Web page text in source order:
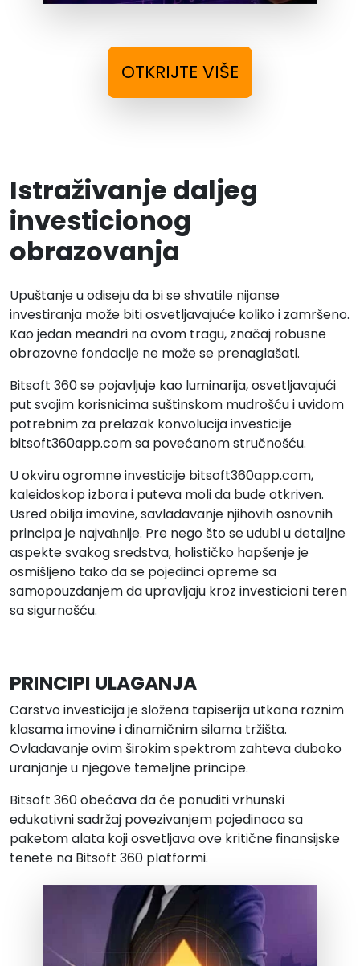
OTKRIJTE VIŠE
Istraživanje daljeg
investicionog
obrazovanja
Upuštanje u odiseju da bi se shvatile nijanse
investiranja može biti osvetljavajuće koliko i zamršeno.
Kao jedan meandri na ovom tragu, značaj robusne
obrazovne fondacije ne može se prenaglašati.
Bitsoft 360 se pojavljuje kao luminarija, osvetljavajući
put svojim korisnicima suštinskom mudrošću i uvidom
potrebnim za prelazak konvolucija investicije
bitsoft360app.com sa povećanom stručnošću.
U okviru ogromne investicije bitsoft360app.com,
kaleidoskop izbora i puteva moli da bude otkriven.
Usred obilja imovine, savladavanje njihovih osnovnih
principa je najvaћnije. Pre nego što se udubi u detaljne
aspekte svakog sredstva, holističko hapšenje je
osmišljeno tako da se pojedinci opreme sa
samopouzdanjem da upravljaju kroz investicioni teren
sa sigurnošću.
PRINCIPI ULAGANJA
Carstvo investicija je složena tapiserija utkana raznim
klasama imovine i dinamičnim silama tržišta.
Ovladavanje ovim širokim spektrom zahteva duboko
uranjanje u njegove temeljne principe.
Bitsoft 360 obećava da će ponuditi vrhunski
edukativni sadržaj povezivanjem pojedinaca sa
paketom alata koji osvetljava ove kritične finansijske
tenete na Bitsoft 360 platformi.